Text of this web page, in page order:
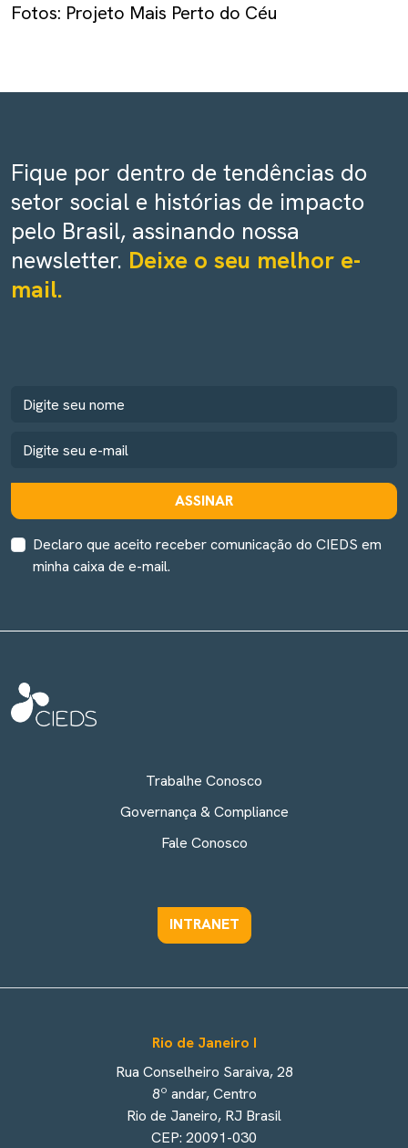
Fotos: Projeto Mais Perto do Céu
Fique por dentro de tendências do
setor social e histórias de impacto
pelo Brasil, assinando nossa
newsletter. Deixe o seu melhor e-
mail.
ASSINAR
Declaro que aceito receber comunicação do CIEDS em
minha caixa de e-mail.
Trabalhe Conosco
Governança & Compliance
Fale Conosco
INTRANET
Rio de Janeiro I
Rua Conselheiro Saraiva, 28
8º andar, Centro
Rio de Janeiro, RJ Brasil
CEP: 20091-030